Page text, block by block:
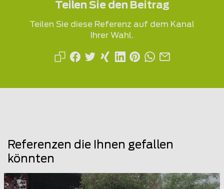
Teilen Sie den Beitrag
Teilen Sie diese Referenz auf dem Kanal
Ihrer Wahl.
Referenzen die Ihnen gefallen
könnten